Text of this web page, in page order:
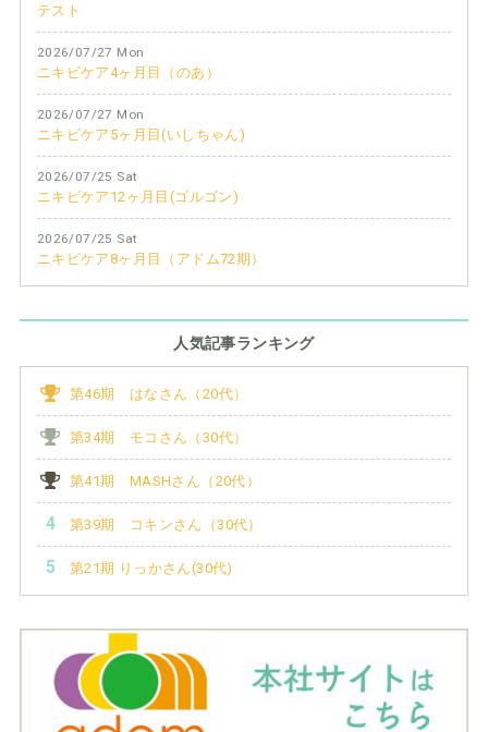
テスト
2026/07/27 Mon
ニキビケア4ヶ月目（のあ）
2026/07/27 Mon
ニキビケア5ヶ月目(いしちゃん)
2026/07/25 Sat
ニキビケア12ヶ月目(ゴルゴン)
2026/07/25 Sat
ニキビケア8ヶ月目（アドム72期）
人気記事ランキング
第46期 はなさん（20代）
第34期 モコさん（30代）
第41期 MASHさん（20代）
第39期 コキンさん（30代）
第21期 りっかさん(30代)